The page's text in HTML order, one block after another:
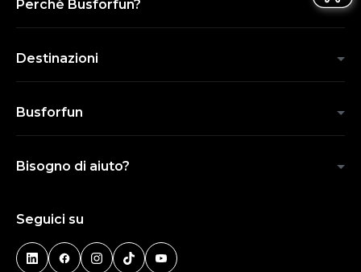
Perchè Busforfun?
Destinazioni
Busforfun
Bisogno di aiuto?
Seguici su